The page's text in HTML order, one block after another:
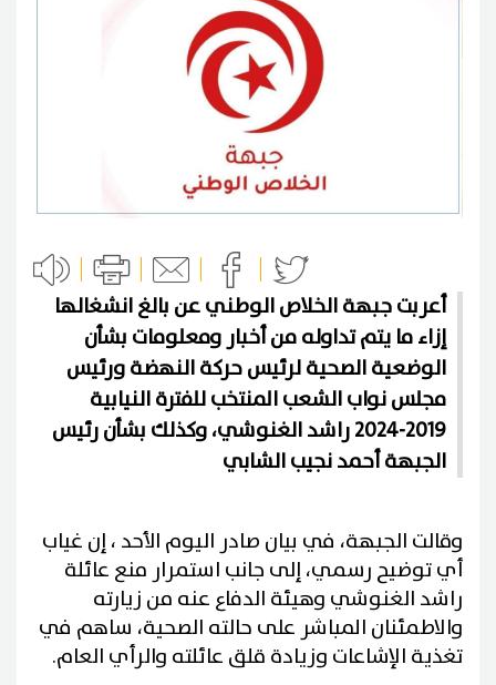
أعربت جبهة الخلاص الوطني عن بالغ انشغالها
إزاء ما يتم تداوله من أخبار ومعلومات بشأن
الوضعية الصحية لرئيس حركة النهضة ورئيس
مجلس نواب الشعب المنتخب للفترة النيابية
2019-2024 راشد الغنوشي، وكذلك بشأن رئيس
الجبهة أحمد نجيب الشابي
وقالت الجبهة، في بيان صادر اليوم الأحد ، إن غياب
أي توضيح رسمي، إلى جانب استمرار منع عائلة
راشد الغنوشي وهيئة الدفاع عنه من زيارته
والاطمئنان المباشر على حالته الصحية، ساهم في
تغذية الإشاعات وزيادة قلق عائلته والرأي العام.